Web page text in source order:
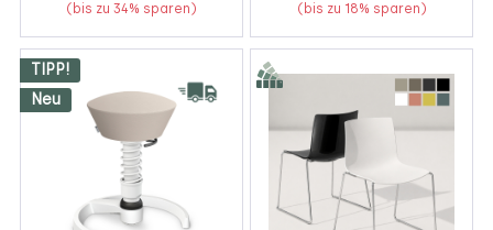
(bis zu 34% sparen) (bis zu 18% sparen)
TIPP!
Neu